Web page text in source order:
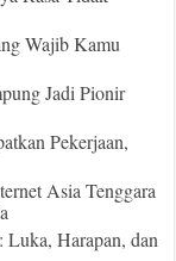
Wajib Kamu
Jadi Pionir
Pekerjaan,
Asia Tenggara
Harapan, dan